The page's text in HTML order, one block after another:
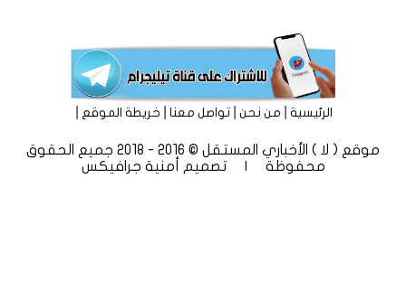
الرئيسية|من نحن|تواصل معنا|خريطة الموقع
موقع ( لا ) الأخباري المستقل © 2016 - 2018 جميع الحقوق
محفوظة | تصميم
أمنية جرافيكس